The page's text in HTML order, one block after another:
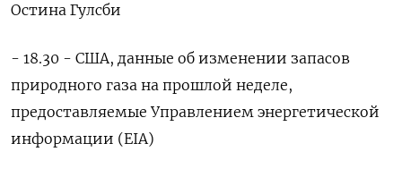
Остина Гулсби
- 18.30 - США, данные ‌об изменении запасов
природного газа на прошлой неделе,
предоставляемые Управлением энергетической
информации (EIA)